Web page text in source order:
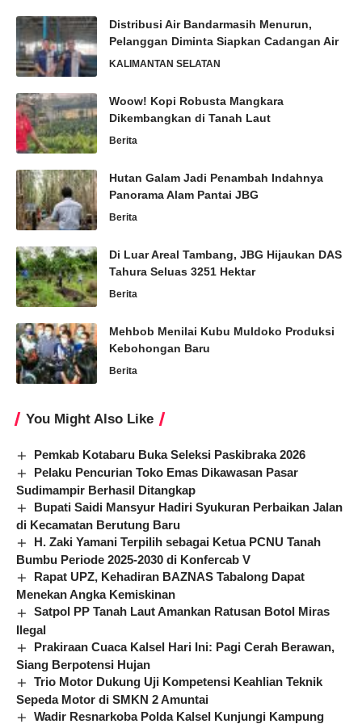
Distribusi Air Bandarmasih Menurun,
Pelanggan Diminta Siapkan Cadangan Air
KALIMANTAN SELATAN
Woow! Kopi Robusta Mangkara
Dikembangkan di Tanah Laut
Berita
Hutan Galam Jadi Penambah Indahnya
Panorama Alam Pantai JBG
Berita
Di Luar Areal Tambang, JBG Hijaukan DAS
Tahura Seluas 3251 Hektar
Berita
Mehbob Menilai Kubu Muldoko Produksi
Kebohongan Baru
Berita
You Might Also Like
Pemkab Kotabaru Buka Seleksi Paskibraka 2026
Pelaku Pencurian Toko Emas Dikawasan Pasar
Sudimampir Berhasil Ditangkap
Bupati Saidi Mansyur Hadiri Syukuran Perbaikan Jalan
di Kecamatan Berutung Baru
H. Zaki Yamani Terpilih sebagai Ketua PCNU Tanah
Bumbu Periode 2025-2030 di Konfercab V
Rapat UPZ, Kehadiran BAZNAS Tabalong Dapat
Menekan Angka Kemiskinan
Satpol PP Tanah Laut Amankan Ratusan Botol Miras
Ilegal
Prakiraan Cuaca Kalsel Hari Ini: Pagi Cerah Berawan,
Siang Berpotensi Hujan
Trio Motor Dukung Uji Kompetensi Keahlian Teknik
Sepeda Motor di SMKN 2 Amuntai
Wadir Resnarkoba Polda Kalsel Kunjungi Kampung